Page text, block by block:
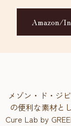
Amazon/
メゾン・ド・ジ
の便利な素材と
Cure Lab by